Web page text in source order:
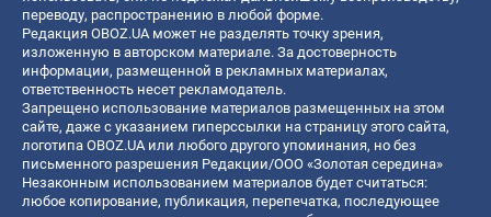
переводу, распространению в любой форме.
Редакция OBOZ.UA может не разделять точку зрения,
изложенную в авторском материале. За достоверность
информации, размещенной в рекламных материалах,
ответственность несет рекламодатель.
Запрещено использование материалов размещенных на этом
сайте, даже с указанием гиперссылки на страницу этого сайта,
логотипа OBOZ.UA или любого другого упоминания, но без
письменного разрешения Редакции/ООО «Золотая середина»
Незаконным использованием материалов будет считаться:
любое копирование, публикация, перепечатка, последующее